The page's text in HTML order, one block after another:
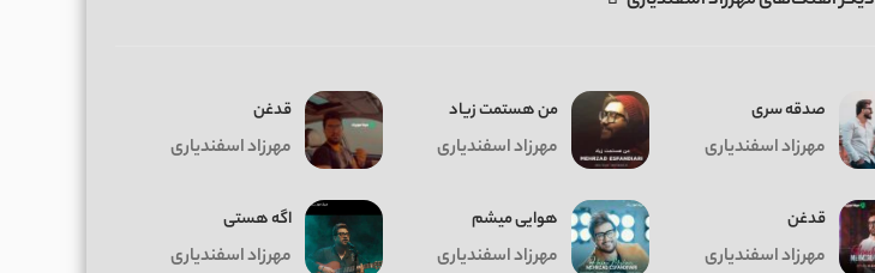
صدقه سری
مهرزاد اسفندیاری
من هستمت زیاد
مهرزاد اسفندیاری
قدغن
مهرزاد اسفندیاری
قدغن
مهرزاد اسفندیاری
هوایی میشم
مهرزاد اسفندیاری
اگه هستی
مهرزاد اسفندیاری